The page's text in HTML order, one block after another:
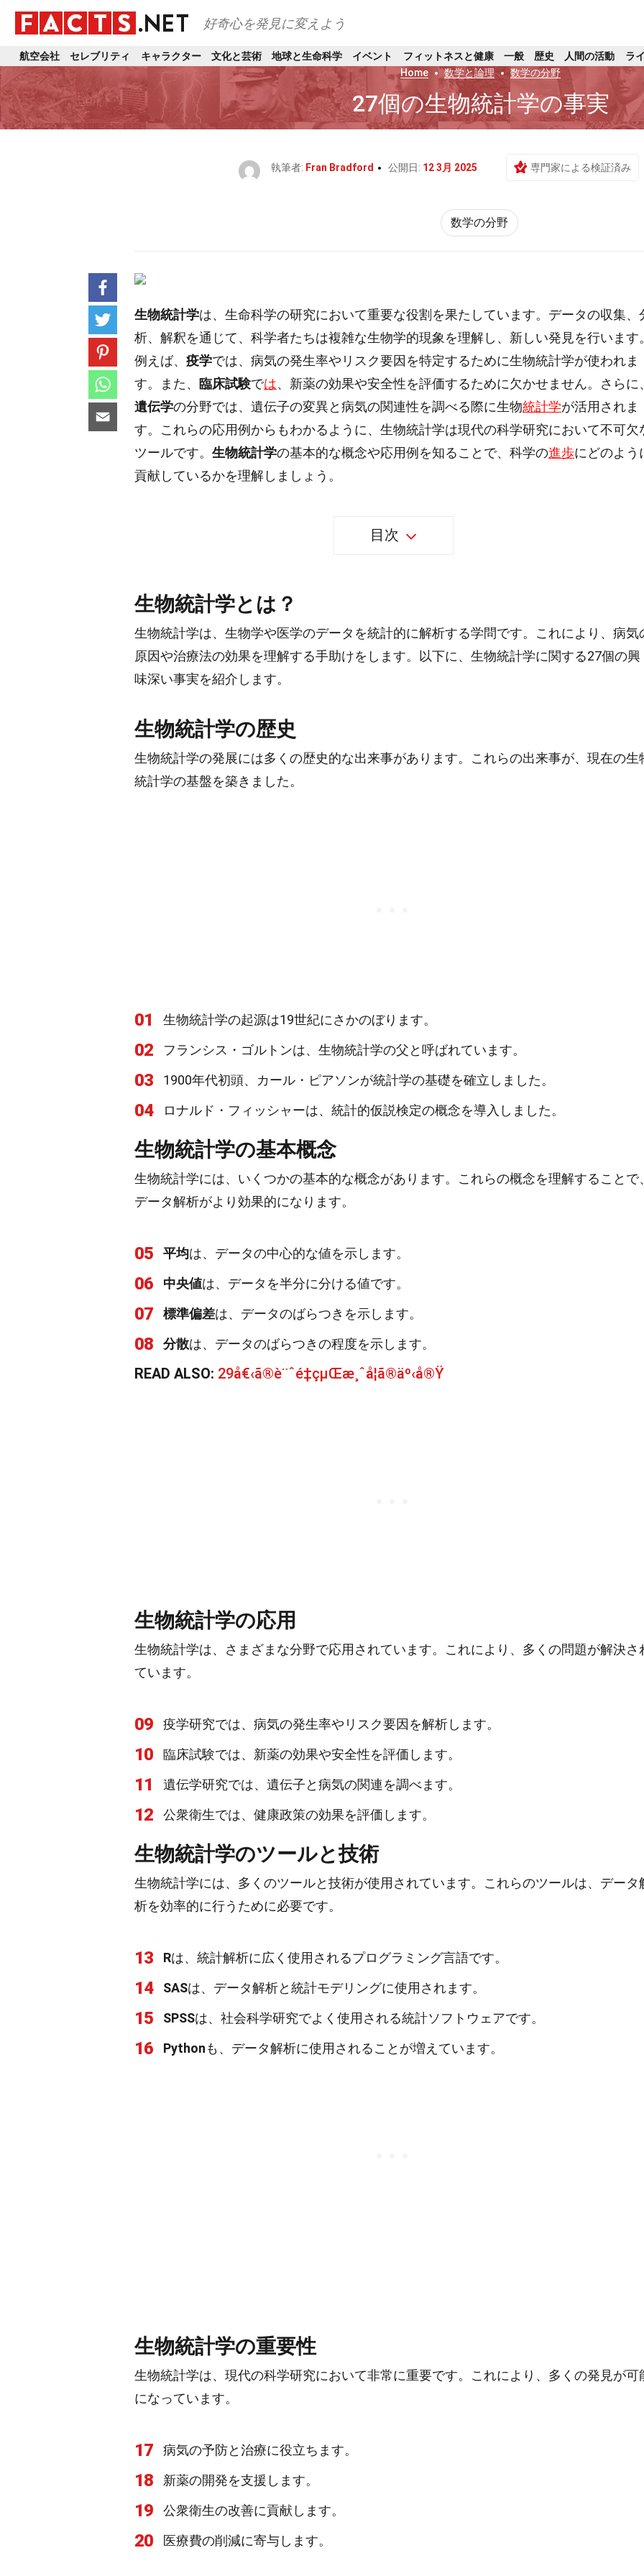
好奇心を発見に変えよう
航空会社 セレブリティ キャラクター 文化と芸術 地球と生命科学 イベント フィットネスと健康 一般 歴史 人間の活動
ラ
Home
数学と論理 数学の分野
27個の生物統計学の事実
執筆者: Fran Bradford 公開日: 12 3月 2025 専門家による検証済み
数学の分野
生物統計学は、生命科学の研究において重要な役割を果たしています。データの収集、
析、解釈を通じて、科学者たちは複雑な生物学的現象を理解し、新しい発見を行います
例えば、 疫学では、病気の発生率やリスク要因を特定するために生物統計学が使われま
す。また、 臨床試験では、新薬の効果や安全性を評価するために欠かせません。さらに
遺伝学の分野では、遺伝子の変異と病気の関連性を調べる際に生物統計学が活用されま
す。これらの応用例からもわかるように、生物統計学は現代の科学研究において不可欠
ツールです。 生物統計学の基本的な概念や応用例を知ることで、科学の進歩にどのよう
貢献しているかを理解しましょう。
目次
生物統計学とは？
生物統計学は、生物学や医学のデータを統計的に解析する学問です。これにより、病気
原因や治療法の効果を理解する手助けをします。以下に、生物統計学に関する27個の興
味深い事実を紹介します。
生物統計学の歴史
生物統計学の発展には多くの歴史的な出来事があります。これらの出来事が、現在の生
統計学の基盤を築きました。
01 生物統計学の起源は19世紀にさかのぼります。
02 フランシス・ゴルトンは、生物統計学の父と呼ばれています。
03 1900年代初頭、カール・ピアソンが統計学の基礎を確立しました。
04 ロナルド・フィッシャーは、統計的仮説検定の概念を導入しました。
生物統計学の基本概念
生物統計学には、いくつかの基本的な概念があります。これらの概念を理解することで
データ解析がより効果的になります。
05 平均は、データの中心的な値を示します。
06 中央値は、データを半分に分ける値です。
07 標準偏差は、データのばらつきを示します。
08 分散は、データのばらつきの程度を示します。
READ ALSO: 29å€‹ã®è¨ˆé‡çµŒæ¸ˆå­¦ã®äº‹å®Ÿ
生物統計学の応用
生物統計学は、さまざまな分野で応用されています。これにより、多くの問題が解決さ
ています。
09 疫学研究では、病気の発生率やリスク要因を解析します。
10 臨床試験では、新薬の効果や安全性を評価します。
11 遺伝学研究では、遺伝子と病気の関連を調べます。
12 公衆衛生では、健康政策の効果を評価します。
生物統計学のツールと技術
生物統計学には、多くのツールと技術が使用されています。これらのツールは、データ
析を効率的に行うために必要です。
13 Rは、統計解析に広く使用されるプログラミング言語です。
14 SASは、データ解析と統計モデリングに使用されます。
15 SPSSは、社会科学研究でよく使用される統計ソフトウェアです。
16 Pythonも、データ解析に使用されることが増えています。
生物統計学の重要性
生物統計学は、現代の科学研究において非常に重要です。これにより、多くの発見が可
になっています。
17 病気の予防と治療に役立ちます。
18 新薬の開発を支援します。
19 公衆衛生の改善に貢献します。
20 医療費の削減に寄与します。